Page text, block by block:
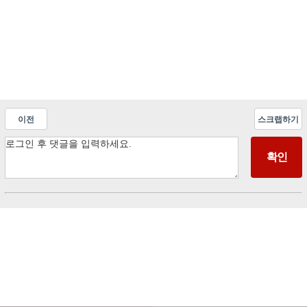
이전 스크랩하기